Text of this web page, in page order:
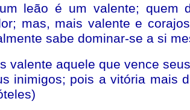
leão é um valente; quem
mas, mais valente e
sabe dominar-se a si
valente aquele que vence
inimigos; pois a vitória mais